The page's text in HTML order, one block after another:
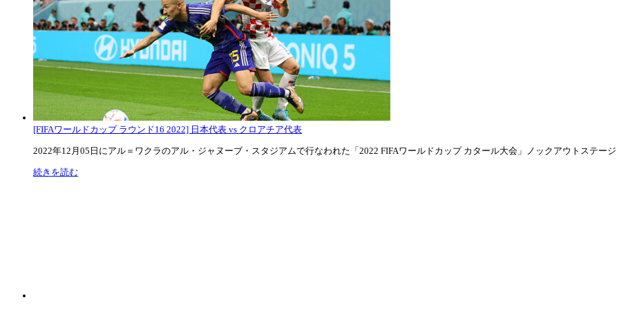
[FIFAワールドカップ ラウンド16 2022] 日本代表 vs クロアチア代表
2022年12月05日にアル＝ワクラのアル・ジャヌーブ・スタジアムで行なわれた「2022 FIFAワールドカップ カタール大会」ノックアウトステージ
続きを読む